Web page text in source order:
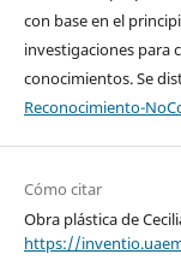
con base en el
investigaciones para
conocimientos. Se
Reconocimiento-
Cómo citar
Obra plástica de
https://